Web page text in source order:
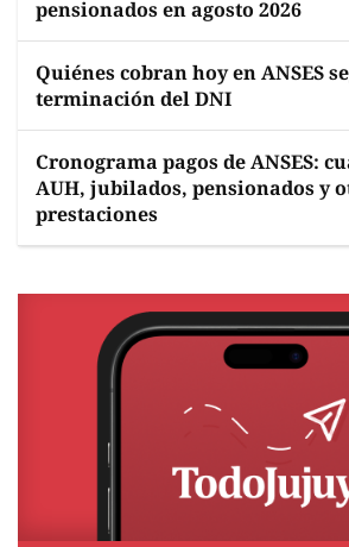
pensionados en agosto 2026
Quiénes cobran hoy en ANSES
terminación del DNI
Cronograma pagos de ANSES:
AUH, jubilados, pensionados y
prestaciones